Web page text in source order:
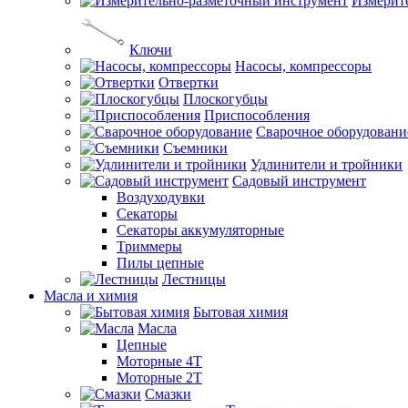
Ключи
Насосы, компрессоры
Отвертки
Плоскогубцы
Приспособления
Сварочное
Съемники
Удлинители и тройники
Садовый инструмент
Воздуходувки
Секаторы
Секаторы аккумуляторные
Триммеры
Пилы цепные
Лестницы
Масла и химия
Бытовая химия
Масла
Цепные
Моторные 4Т
Моторные 2Т
Смазки